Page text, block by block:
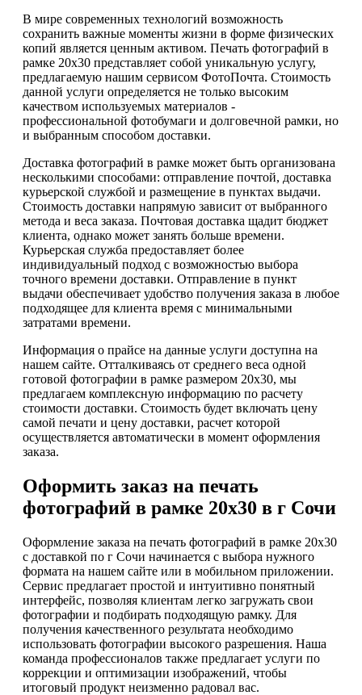
В мире современных технологий возможность
сохранить важные моменты жизни в форме физических
копий является ценным активом. Печать фотографий в
рамке 20х30 представляет собой уникальную услугу,
предлагаемую нашим сервисом ФотоПочта. Стоимость
данной услуги определяется не только высоким
качеством используемых материалов -
профессиональной фотобумаги и долговечной рамки, но
и выбранным способом доставки.
Доставка фотографий в рамке может быть организована
несколькими способами: отправление почтой, доставка
курьерской службой и размещение в пунктах выдачи.
Стоимость доставки напрямую зависит от выбранного
метода и веса заказа. Почтовая доставка щадит бюджет
клиента, однако может занять больше времени.
Курьерская служба предоставляет более
индивидуальный подход с возможностью выбора
точного времени доставки. Отправление в пункт
выдачи обеспечивает удобство получения заказа в любое
подходящее для клиента время с минимальными
затратами времени.
Информация о прайсе на данные услуги доступна на
нашем сайте. Отталкиваясь от среднего веса одной
готовой фотографии в рамке размером 20х30, мы
предлагаем комплексную информацию по расчету
стоимости доставки. Стоимость будет включать цену
самой печати и цену доставки, расчет которой
осуществляется автоматически в момент оформления
заказа.
Оформить заказ на печать
фотографий в рамке 20х30 в г Сочи
Оформление заказа на печать фотографий в рамке 20х30
с доставкой по г Сочи начинается с выбора нужного
формата на нашем сайте или в мобильном приложении.
Сервис предлагает простой и интуитивно понятный
интерфейс, позволяя клиентам легко загружать свои
фотографии и подбирать подходящую рамку. Для
получения качественного результата необходимо
использовать фотографии высокого разрешения. Наша
команда профессионалов также предлагает услуги по
коррекции и оптимизации изображений, чтобы
итоговый продукт неизменно радовал вас.